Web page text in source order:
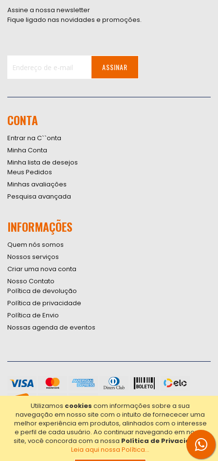
Utilizamos cookies com informações sobre a sua
navegação em nosso site com o intuito de fornececer uma
melhor experiência em produtos, alinhados com o interesse
e perfil de cada usuário. Ao continuar navegando em nosso
site, você concorda com a nossa Política de Privacidade.
Leia aqui nossa Política...
Assine a nossa newsletter
Fique ligado nas novidades e promoções.
Newsletter:
ASSINAR
CONTA
Entrar na C``onta
Minha Conta
Minha lista de desejos
Meus Pedidos
Minhas avaliações
Pesquisa avançada
INFORMAÇÕES
Quem nós somos
Nossos serviços
Criar uma nova conta
Nosso Contato
Política de devolução
Política de privacidade
Política de Envio
Nossas agenda de eventos
2021© Copyright Poligrafica Bazar Ltda- CNPJ 42.500.090/0001-